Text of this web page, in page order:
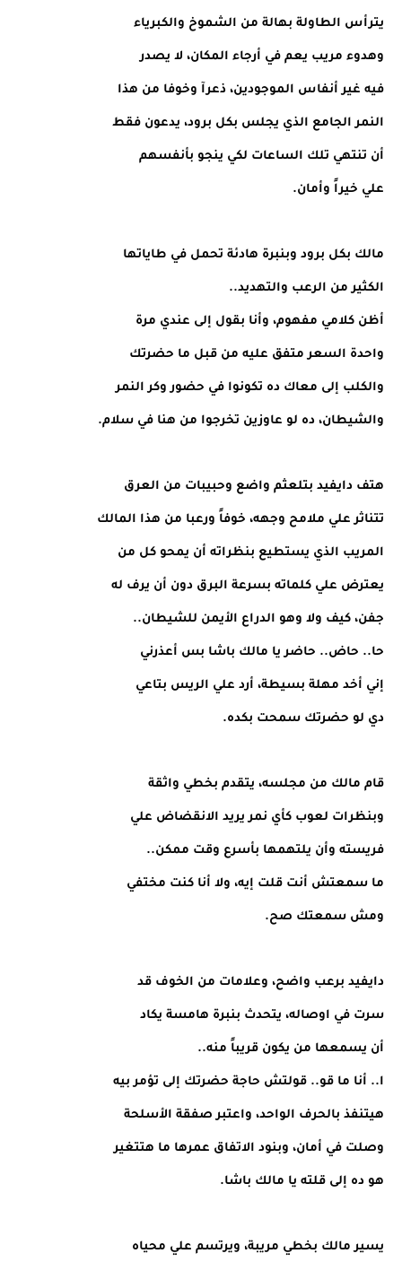
يترأس الطاولة بهالة من الشموخ والكبرياء
وهدوء مريب يعم في أرجاء المكان، لا يصدر
فيه غير أنفاس الموجودين، ذعرآ وخوفا من هذا
النمر الجامع الذي يجلس بكل برود، يدعون فقط
أن تنتهي تلك الساعات لكي ينجو بأنفسهم
علي خيراً وأمان.
مالك بكل برود وبنبرة هادئة تحمل في طاياتها
الكثير من الرعب والتهديد..
أظن كلامي مفهوم، وأنا بقول إلى عندي مرة
واحدة السعر متفق عليه من قبل ما حضرتك
والكلب إلى معاك ده تكونوا في حضور وكر النمر
والشيطان، ده لو عاوزين تخرجوا من هنا في سلام.
هتف دايفيد بتلعثم واضع وحبيبات من العرق
تتناثر علي ملامح وجهه، خوفاً ورعبا من هذا المالك
المريب الذي يستطيع بنظراته أن يمحو كل من
يعترض علي كلماته بسرعة البرق دون أن يرف له
جفن، كيف ولا وهو الدراع الأيمن للشيطان..
حا.. حاض.. حاضر يا مالك باشا بس أعذرني
إني أخد مهلة بسيطة، أرد علي الريس بتاعي
دي لو حضرتك سمحت بكده.
قام مالك من مجلسه، يتقدم بخطي واثقة
وبنظرات لعوب كأي نمر يريد الانقضاض علي
فريسته وأن يلتهمها بأسرع وقت ممكن..
ما سمعتش أنت قلت إيه، ولا أنا كنت مختفي
ومش سمعتك صح.
دايفيد برعب واضح، وعلامات من الخوف قد
سرت في اوصاله، يتحدث بنبرة هامسة يكاد
أن يسمعها من يكون قريباً منه..
ا.. أنا ما قو.. قولتش حاجة حضرتك إلى تؤمر بيه
هيتنفذ بالحرف الواحد، واعتبر صفقة الأسلحة
وصلت في أمان، وبنود الاتفاق عمرها ما هتتغير
هو ده إلى قلته يا مالك باشا.
يسير مالك بخطي مريبة، ويرتسم علي محياه